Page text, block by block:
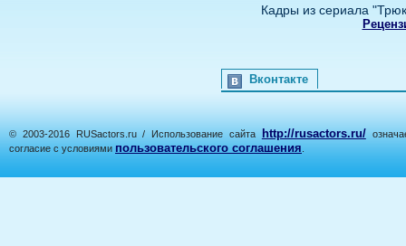
Кадры из сериала
Вконтакте
© 2003-2016 RUSactors.ru / Использование сайта http://rusactors.ru/
согласие с условиями пользовательского соглашения